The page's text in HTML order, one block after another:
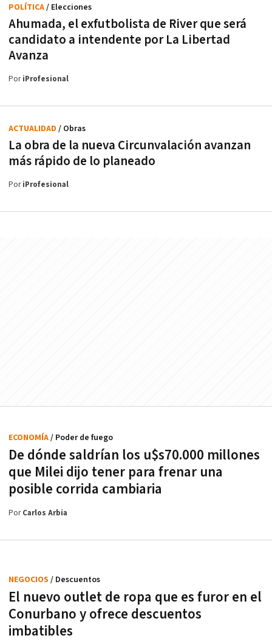
Ahumada, el exfutbolista de River que será
candidato a intendente por La Libertad
Avanza
POLÍTICA/ Elecciones
PoriProfesional
La obra de la nueva Circunvalación avanzan
más rápido de lo planeado
ACTUALIDAD / Obras
PoriProfesional
De dónde saldrían los u$s70.000 millones
que Milei dijo tener para frenar una
posible corrida cambiaria
ECONOMÍA/ Poder de fuego
PorCarlos Arbia
El nuevo outlet de ropa que es furor en el
Conurbano y ofrece descuentos
imbatibles
NEGOCIOS / Descuentos